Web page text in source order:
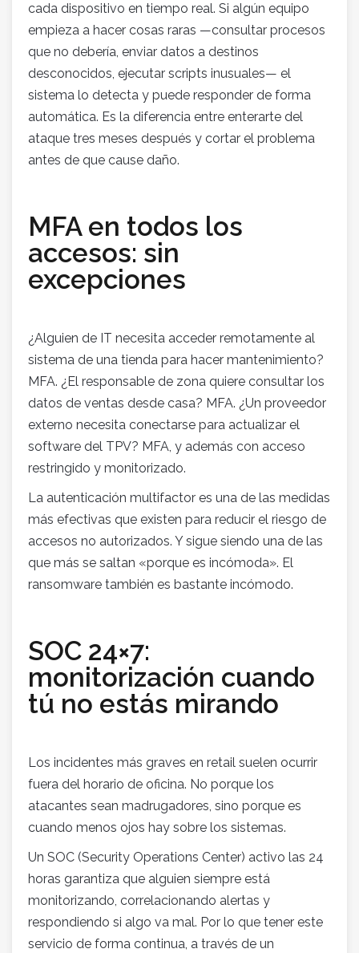
cada dispositivo en tiempo real. Si algún equipo
empieza a hacer cosas raras —consultar procesos
que no debería, enviar datos a destinos
desconocidos, ejecutar scripts inusuales— el
sistema lo detecta y puede responder de forma
automática. Es la diferencia entre enterarte del
ataque tres meses después y cortar el problema
antes de que cause daño.
MFA en todos los
accesos: sin
excepciones
¿Alguien de IT necesita acceder remotamente al
sistema de una tienda para hacer mantenimiento?
MFA. ¿El responsable de zona quiere consultar los
datos de ventas desde casa? MFA. ¿Un proveedor
externo necesita conectarse para actualizar el
software del TPV? MFA, y además con acceso
restringido y monitorizado.
La autenticación multifactor es una de las medidas
más efectivas que existen para reducir el riesgo de
accesos no autorizados. Y sigue siendo una de las
que más se saltan «porque es incómoda». El
ransomware también es bastante incómodo.
SOC 24×7:
monitorización cuando
tú no estás mirando
Los incidentes más graves en retail suelen ocurrir
fuera del horario de oficina. No porque los
atacantes sean madrugadores, sino porque es
cuando menos ojos hay sobre los sistemas.
Un SOC (Security Operations Center) activo las 24
horas garantiza que alguien siempre está
monitorizando, correlacionando alertas y
respondiendo si algo va mal. Por lo que tener este
servicio de forma continua, a través de un